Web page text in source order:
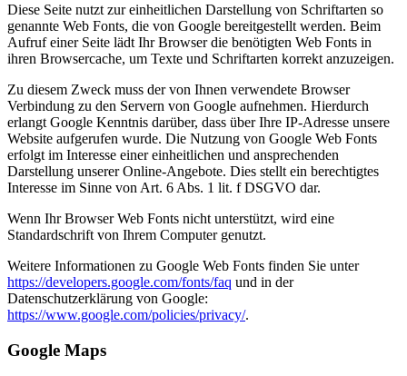
Diese Seite nutzt zur einheitlichen Darstellung von Schriftarten so
genannte Web Fonts, die von Google bereitgestellt werden. Beim
Aufruf einer Seite lädt Ihr Browser die benötigten Web Fonts in
ihren Browsercache, um Texte und Schriftarten korrekt anzuzeigen.
Zu diesem Zweck muss der von Ihnen verwendete Browser
Verbindung zu den Servern von Google aufnehmen. Hierdurch
erlangt Google Kenntnis darüber, dass über Ihre IP-Adresse unsere
Website aufgerufen wurde. Die Nutzung von Google Web Fonts
erfolgt im Interesse einer einheitlichen und ansprechenden
Darstellung unserer Online-Angebote. Dies stellt ein berechtigtes
Interesse im Sinne von Art. 6 Abs. 1 lit. f DSGVO dar.
Wenn Ihr Browser Web Fonts nicht unterstützt, wird eine
Standardschrift von Ihrem Computer genutzt.
Weitere Informationen zu Google Web Fonts finden Sie unter
https://developers.google.com/fonts/faq und in der
Datenschutzerklärung von Google:
https://www.google.com/policies/privacy/.
Google Maps